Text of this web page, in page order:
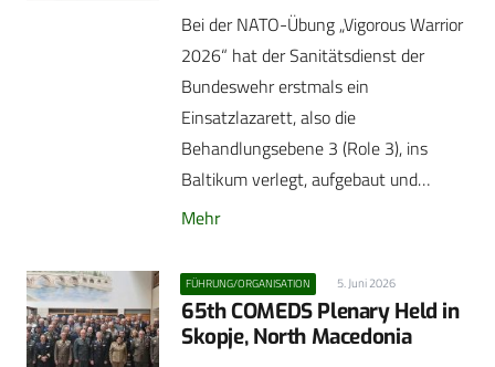
Bei der NATO-Übung „Vigorous Warrior
2026“ hat der Sanitätsdienst der
Bundeswehr erstmals ein
Einsatzlazarett, also die
Behandlungsebene 3 (Role 3), ins
Baltikum verlegt, aufgebaut und…
Mehr
FÜHRUNG/ORGANISATION 5. Juni 2026
65th COMEDS Plenary Held in
Skopje, North Macedonia